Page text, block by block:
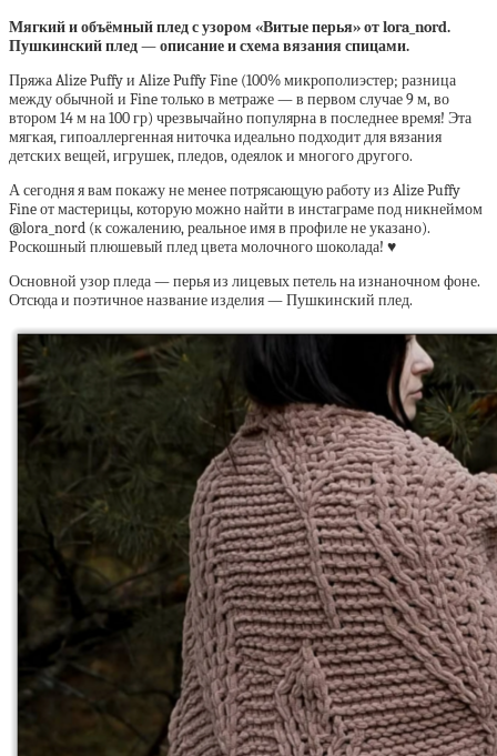
Мягкий и объёмный плед с узором «Витые перья» от lora_nord.
Пушкинский плед — описание и схема вязания спицами.
Пряжа Alize Puffy и Alize Puffy Fine (100% микрополиэстер; разница
между обычной и Fine только в метраже — в первом случае 9 м, во
втором 14 м на 100 гр) чрезвычайно популярна в последнее время! Эта
мягкая, гипоаллергенная ниточка идеально подходит для вязания
детских вещей, игрушек, пледов, одеялок и многого другого.
А сегодня я вам покажу не менее потрясающую работу из Alize Puffy
Fine от мастерицы, которую можно найти в инстаграме под никнеймом
@lora_nord (к сожалению, реальное имя в профиле не указано).
Роскошный плюшевый плед цвета молочного шоколада! ♥
Основной узор пледа — перья из лицевых петель на изнаночном фоне.
Отсюда и поэтичное название изделия — Пушкинский плед.